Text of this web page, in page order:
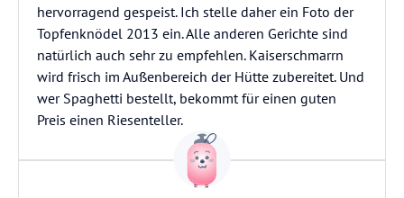
hervorragend gespeist. Ich stelle daher ein Foto der
Topfenknödel 2013 ein. Alle anderen Gerichte sind
natürlich auch sehr zu empfehlen. Kaiserschmarrn
wird frisch im Außenbereich der Hütte zubereitet. Und
wer Spaghetti bestellt, bekommt für einen guten
Preis einen Riesenteller.